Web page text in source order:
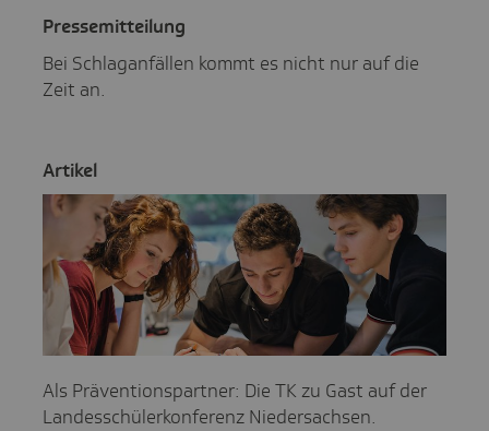
Pres­se­mit­tei­lung
Bei Schlaganfällen kommt es nicht nur auf die
Zeit an.
Artikel
Als Präventionspartner: Die TK zu Gast auf der
Landesschülerkonferenz Niedersachsen.